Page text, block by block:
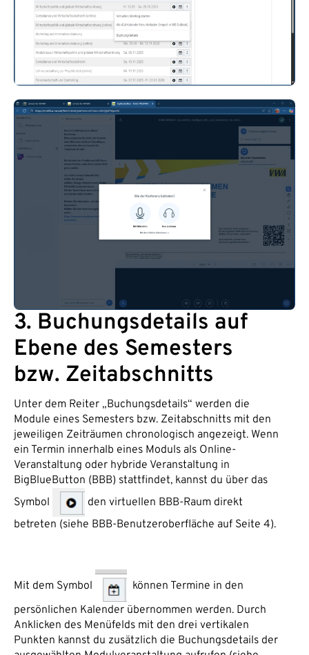
3. Buchungsdetails auf
Ebene des Semesters
bzw. Zeitabschnitts
Unter dem Reiter „Buchungsdetails“ werden die
Module eines Semesters bzw. Zeitabschnitts mit den
jeweiligen Zeiträumen chronologisch angezeigt. Wenn
ein Termin innerhalb eines Moduls als Online-
Veranstaltung oder hybride Veranstaltung in
BigBlueButton (BBB) stattfindet, kannst du über das
Symbol
den virtuellen BBB-Raum direkt
betreten (siehe BBB-Benutzeroberfläche auf Seite 4).
Mit dem Symbol
können Termine in den
persönlichen Kalender übernommen werden. Durch
Anklicken des Menüfelds mit den drei vertikalen
Punkten kannst du zusätzlich die Buchungsdetails der